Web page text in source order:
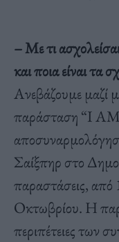
– Με τι
και ποια είναι τα
Ανεβάζουμε μαζί
παράσταση “I
Σαίξπηρ στο
παραστάσεις, από
Οκτωβρίου. Η
περιπέτειες των